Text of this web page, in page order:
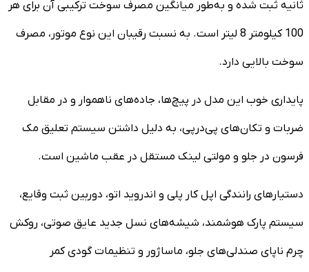
ثانیه ثبت شده و به‌طور میانگین مصرف سوخت ترکیبی آن برای هر
100 کیلومتر 8 لیتر است. به نسبت رقیبان این نوع موتور، مصرف
سوخت بالایی دارد.
پایداری خوب این مدل در پیچ‌ها، جاده‌های ناهموار و در مقابل
ضربات و تکان‌های پی‌درپی، به دلیل داشتن سیستم تعلیق مک
فرسون در جلو و مولتی لینک مستقل در عقب ماشین است.
دستیارهای رانندگی اپل کار پلی و اندروید اتو، دوربین ثبت وقایع،
سیستم پارک هوشمند، شیشه‌های نسل جدید عایق صوتی، روکش
چرم ناپای صندلی‌های جلو، ماساژور و تنظیمات گودی کمر